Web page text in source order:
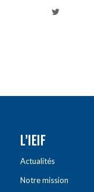
L’IEIF
Actualités
Notre mission